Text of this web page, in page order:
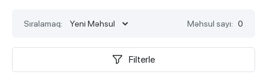
Sıralamaq: Məhsul sayı: 0
Filterle